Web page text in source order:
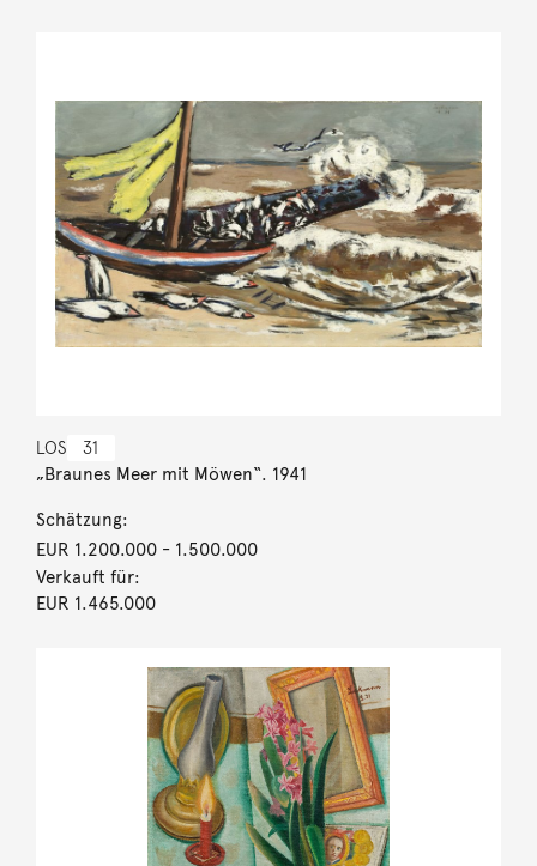
LOS 31
„Braunes Meer mit Möwen“. 1941
Schätzung:
EUR 1.200.000- 1.500.000
Verkauft für:
EUR 1.465.000